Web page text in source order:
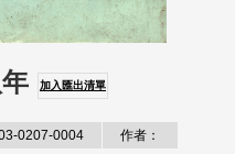
加入匯出清單
0207-0004 作者：